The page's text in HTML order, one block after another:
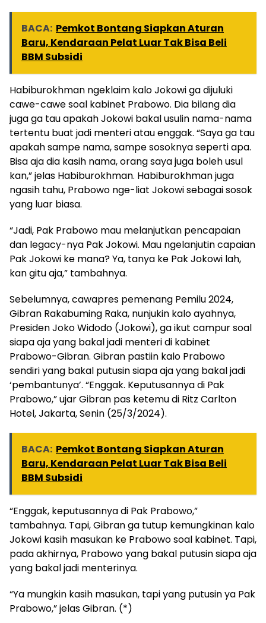
BACA: Pemkot Bontang Siapkan Aturan
Baru, Kendaraan Pelat Luar Tak Bisa Beli
BBM Subsidi
Habiburokhman ngeklaim kalo Jokowi ga dijuluki
cawe-cawe soal kabinet Prabowo. Dia bilang dia
juga ga tau apakah Jokowi bakal usulin nama-nama
tertentu buat jadi menteri atau enggak. “Saya ga tau
apakah sampe nama, sampe sosoknya seperti apa.
Bisa aja dia kasih nama, orang saya juga boleh usul
kan,” jelas Habiburokhman. Habiburokhman juga
ngasih tahu, Prabowo nge-liat Jokowi sebagai sosok
yang luar biasa.
“Jadi, Pak Prabowo mau melanjutkan pencapaian
dan legacy-nya Pak Jokowi. Mau ngelanjutin capaian
Pak Jokowi ke mana? Ya, tanya ke Pak Jokowi lah,
kan gitu aja,” tambahnya.
Sebelumnya, cawapres pemenang Pemilu 2024,
Gibran Rakabuming Raka, nunjukin kalo ayahnya,
Presiden Joko Widodo (Jokowi), ga ikut campur soal
siapa aja yang bakal jadi menteri di kabinet
Prabowo-Gibran. Gibran pastiin kalo Prabowo
sendiri yang bakal putusin siapa aja yang bakal jadi
‘pembantunya’. “Enggak. Keputusannya di Pak
Prabowo,” ujar Gibran pas ketemu di Ritz Carlton
Hotel, Jakarta, Senin (25/3/2024).
BACA: Pemkot Bontang Siapkan Aturan
Baru, Kendaraan Pelat Luar Tak Bisa Beli
BBM Subsidi
“Enggak, keputusannya di Pak Prabowo,”
tambahnya. Tapi, Gibran ga tutup kemungkinan kalo
Jokowi kasih masukan ke Prabowo soal kabinet. Tapi,
pada akhirnya, Prabowo yang bakal putusin siapa aja
yang bakal jadi menterinya.
“Ya mungkin kasih masukan, tapi yang putusin ya Pak
Prabowo,” jelas Gibran. (*)